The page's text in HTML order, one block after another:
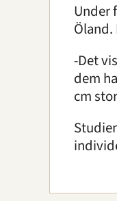
Under
-Det
dem
cm